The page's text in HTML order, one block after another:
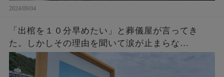
2024/09/04
「出棺を１０分早めたい」と葬儀屋が言ってき
た。しかしその理由を聞いて涙が止まらな
い・・・